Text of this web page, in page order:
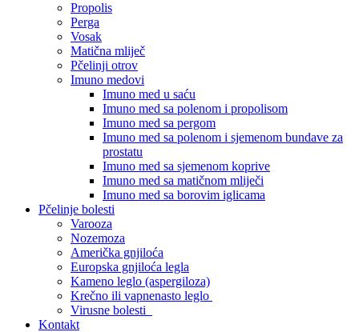
Propolis
Perga
Vosak
Matična mliječ
Pčelinji otrov
Imuno medovi
Imuno med u saću
Imuno med sa polenom i propolisom
Imuno med sa pergom
Imuno med sa polenom i sjemenom bundave za
prostatu
Imuno med sa sjemenom koprive
Imuno med sa matičnom mliječi
Imuno med sa borovim iglicama
Pčelinje bolesti
Varooza
Nozemoza
Američka gnjiloća
Europska gnjiloća legla
Kameno leglo (aspergiloza)
Krečno ili vapnenasto leglo
Virusne bolesti
Kontakt